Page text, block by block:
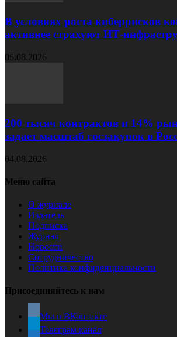
В условиях роста киберрисков
активнее страхуют
05.08.2026
200 тысяч контрактов и 14%
задает масштаб госзакупок в
04.08.2026
Меню сайта
О журнале
Издатель
Подписка
Журнал
Новости
Сотрудничество
Политика конфиденциальности
Присоединяйтесь к нам
Мы в ВКонтакте
Телеграм канал